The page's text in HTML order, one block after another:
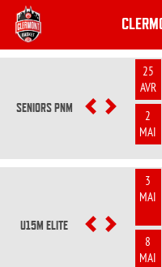
SENIORS PNM PREVIOUS
NEXT
25
AVR
2
MAI
U15M ELITE PREVIOUS
NEXT
3
MAI
8
MAI